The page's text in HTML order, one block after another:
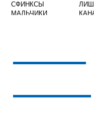
СФИНКСЫ
МАЛЬЧИКИ